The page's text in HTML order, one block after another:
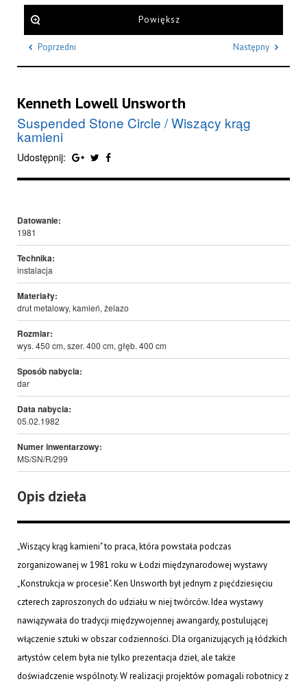
Powiększ
Poprzedni Następny
Kenneth Lowell Unsworth
Suspended Stone Circle / Wiszący krąg
kamieni
Udostępnij:
Datowanie:
1981
Technika:
instalacja
Materiały:
drut metalowy, kamień, żelazo
Rozmiar:
wys. 450 cm, szer. 400 cm, głęb. 400 cm
Sposób nabycia:
dar
Data nabycia:
05.02.1982
Numer inwentarzowy:
MS/SN/R/299
Opis dzieła
„Wiszący krąg kamieni" to praca, która powstała podczas
zorganizowanej w 1981 roku w Łodzi międzynarodowej wystawy
„Konstrukcja w procesie". Ken Unsworth był jednym z pięćdziesięciu
czterech zaproszonych do udziału w niej twórców. Idea wystawy
nawiązywała do tradycji międzywojennej awangardy, postulującej
włączenie sztuki w obszar codzienności. Dla organizujących ją łódzkich
artystów celem była nie tylko prezentacja dzieł, ale także
doświadczenie wspólnoty. W realizacji projektów pomagali robotnicy z